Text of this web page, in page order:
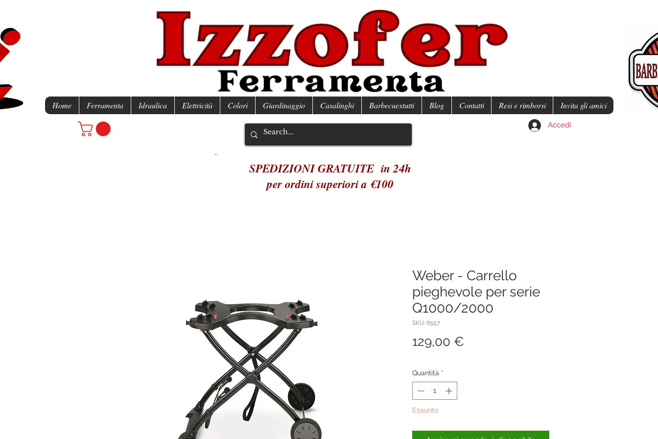
Home Ferramenta Idraulica Elettricità Colori Giardinaggio Casalinghi Barbecuextutti Blog Contatti Resi e rimborsi Invita gli amici
Accedi
SPEDIZIONI GRATUITE in 24h
per ordini superiori a €100
Weber - Carrello
pieghevole per serie
Q1000/2000
SKU: 6557
129,00 €
Quantità *
Esaurito